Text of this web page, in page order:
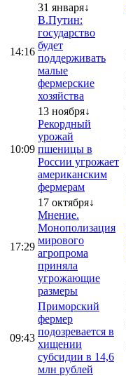
14:16
31 января↓
В.Путин:
государство
будет
поддерживать
малые
фермерские
хозяйства
10:09
13 ноября↓
Рекордный
урожай
пшеницы в
России угрожает
американским
фермерам
17:29
17 октября↓
Мнение.
Монополизация
мирового
агропрома
приняла
угрожающие
размеры
09:43
Приморский
фермер
подозревается в
хищении
субсидии в 14,6
млн рублей